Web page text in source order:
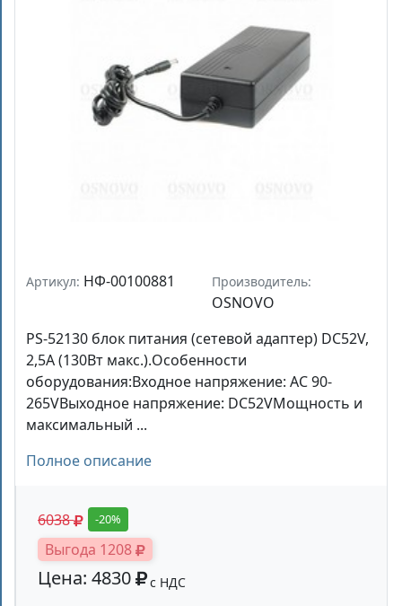
Артикул: НФ-00100881 Производитель:
OSNOVO
PS-52130 блок питания (сетевой адаптер) DC52V,
2,5A (130Вт макс.).Особенности
оборудования:Входное напряжение: AC 90-
265VВыходное напряжение: DC52VМощность и
максимальный ...
Полное описание
6038 -20%
Выгода 1208
Цена: 4830 с НДС